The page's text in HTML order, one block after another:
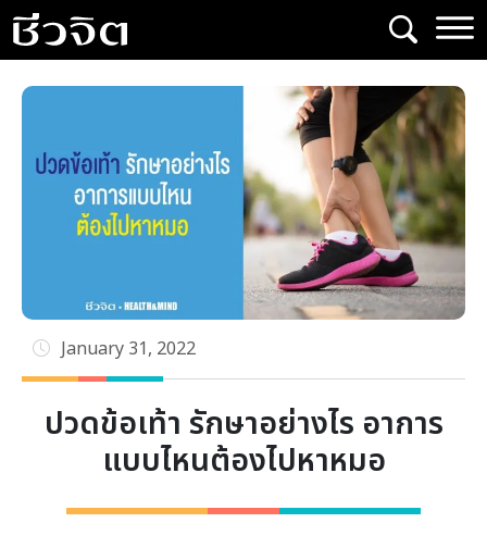
Skip
to
content
January 31, 2022
ปวดข้อเท้า รักษาอย่างไร อาการ
แบบไหนต้องไปหาหมอ